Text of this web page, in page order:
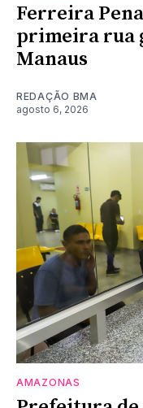
Ferreira
primeira rua
Manaus
REDAÇÃO BMA
agosto 6, 2026
AMAZONAS